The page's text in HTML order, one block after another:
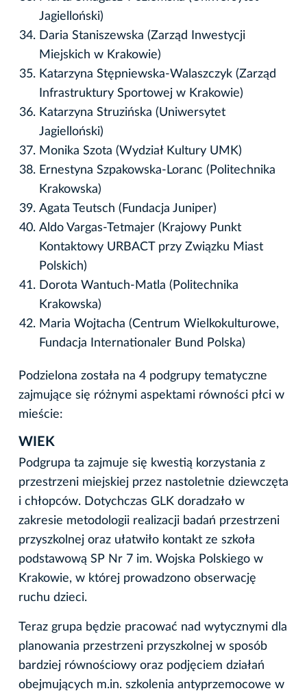
Jagielloński)
Daria Staniszewska (Zarząd Inwestycji
Miejskich w Krakowie)
Katarzyna Stępniewska-Walaszczyk (Zarząd
Infrastruktury Sportowej w Krakowie)
Katarzyna Struzińska (Uniwersytet
Jagielloński)
Monika Szota (Wydział Kultury UMK)
Ernestyna Szpakowska-Loranc (Politechnika
Krakowska)
Agata Teutsch (Fundacja Juniper)
Aldo Vargas-Tetmajer (Krajowy Punkt
Kontaktowy URBACT przy Związku Miast
Polskich)
Dorota Wantuch-Matla (Politechnika
Krakowska)
Maria Wojtacha (Centrum Wielkokulturowe,
Fundacja Internationaler Bund Polska)
Podzielona została na 4 podgrupy tematyczne
zajmujące się różnymi aspektami równości płci w
mieście:
WIEK
Podgrupa ta zajmuje się kwestią korzystania z
przestrzeni miejskiej przez nastoletnie dziewczęta
i chłopców. Dotychczas GLK doradzało w
zakresie metodologii realizacji badań przestrzeni
przyszkolnej oraz ułatwiło kontakt ze szkoła
podstawową SP Nr 7 im. Wojska Polskiego w
Krakowie, w której prowadzono obserwację
ruchu dzieci.
Teraz grupa będzie pracować nad wytycznymi dla
planowania przestrzeni przyszkolnej w sposób
bardziej równościowy oraz podjęciem działań
obejmujących m.in. szkolenia antyprzemocowe w